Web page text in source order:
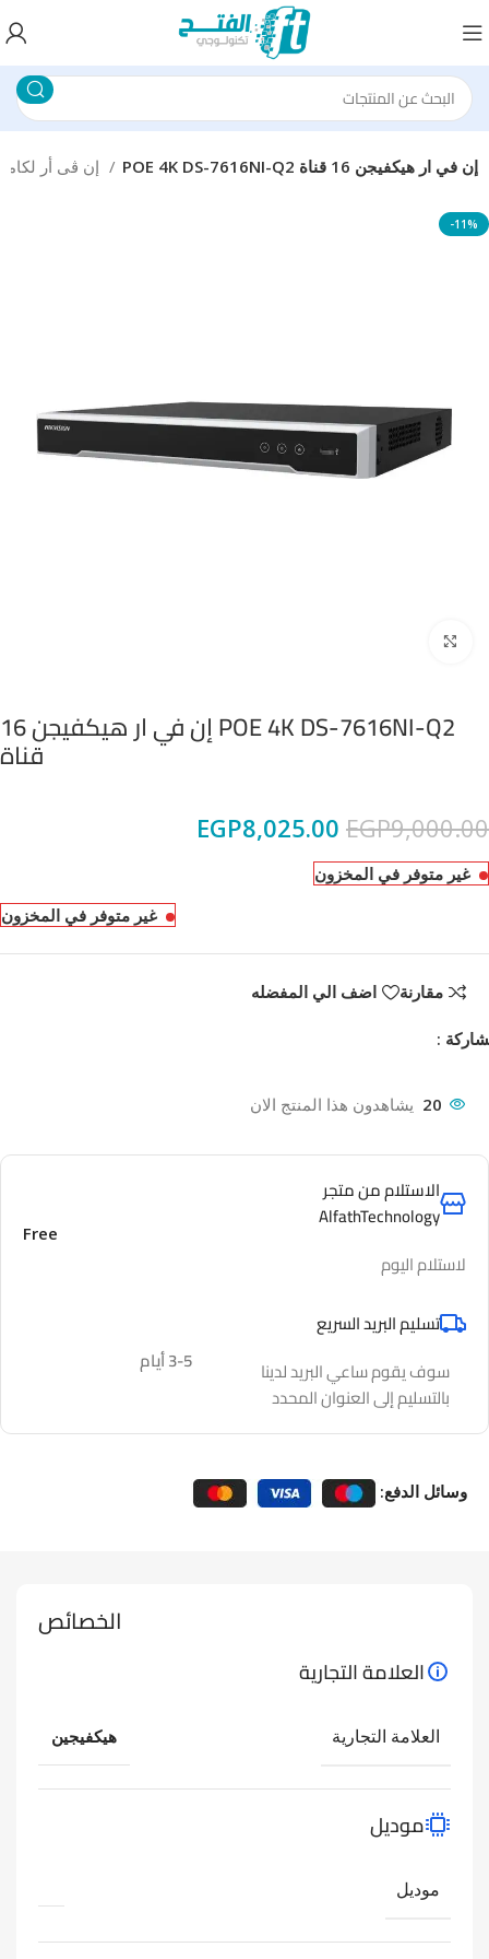
POE 4K DS-7616NI-Q2 إن في ار هيكفيجن 16 قناة
-11%
POE 4K DS-7616NI-Q2 إن في ار هيكفيجن 16
قناة
EGP9,000.00
EGP8,025.00
غير متوفر في المخزون
غير متوفر في المخزون
مقارنة اضف الي المفضله
:
20 يشاهدون هذا المنتج الان
الاستلام من متجر
AlfathTechnology
لاستلام اليوم
Free
تسليم البريد السريع
سوف يقوم ساعي البريد لدينا
بالتسليم إلى العنوان المحدد
3-5 أيام
وسائل الدفع:
الخصائص
العلامة التجارية
العلامة التجارية هيكفيجين
موديل
موديل